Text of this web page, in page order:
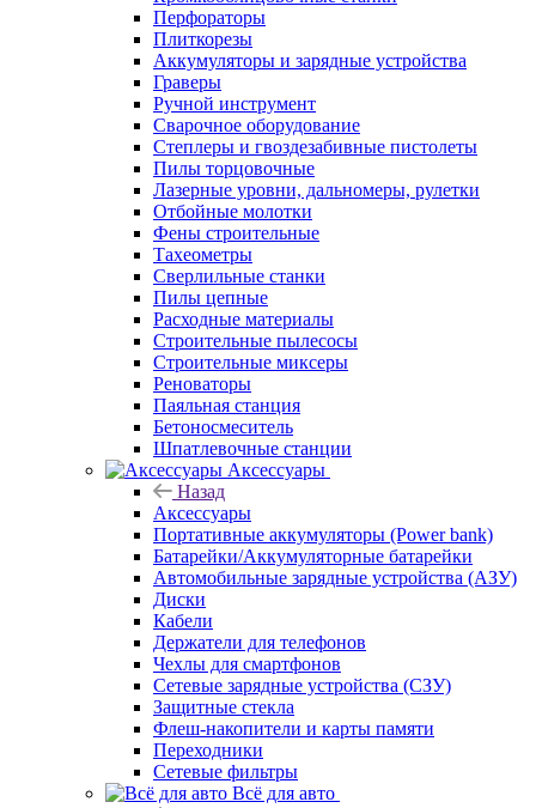
Перфораторы
Плиткорезы
Аккумуляторы и зарядные устройства
Граверы
Ручной инструмент
Сварочное оборудование
Степлеры и гвоздезабивные пистолеты
Пилы торцовочные
Лазерные уровни, дальномеры, рулетки
Отбойные молотки
Фены строительные
Тахеометры
Сверлильные станки
Пилы цепные
Расходные материалы
Строительные пылесосы
Строительные миксеры
Реноваторы
Паяльная станция
Бетоносмеситель
Шпатлевочные станции
Аксессуары
Назад
Аксессуары
Портативные аккумуляторы (Power bank)
Батарейки/Аккумуляторные батарейки
Автомобильные зарядные устройства (АЗУ)
Диски
Кабели
Держатели для телефонов
Чехлы для смартфонов
Сетевые зарядные устройства (СЗУ)
Защитные стекла
Флеш-накопители и карты памяти
Переходники
Сетевые фильтры
Всё для авто